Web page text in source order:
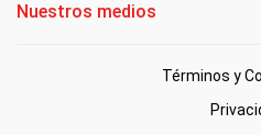
Nuestros medios
Términos y